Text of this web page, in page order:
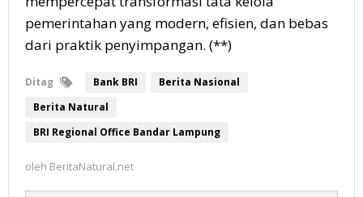
pemerintahan yang modern, efisien, dan bebas
dari praktik penyimpangan. (**)
Ditag Bank BRI
Berita Nasional
Berita Natural
BRI Regional Office Bandar Lampung
oleh BeritaNatural.net